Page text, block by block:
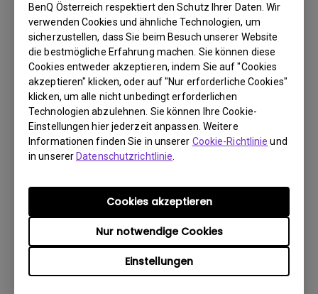
BenQ Österreich respektiert den Schutz Ihrer Daten. Wir
verwenden Cookies und ähnliche Technologien, um
sicherzustellen, dass Sie beim Besuch unserer Website
die bestmögliche Erfahrung machen. Sie können diese
Cookies entweder akzeptieren, indem Sie auf "Cookies
akzeptieren" klicken, oder auf "Nur erforderliche Cookies"
klicken, um alle nicht unbedingt erforderlichen
Technologien abzulehnen. Sie können Ihre Cookie-
Einstellungen hier jederzeit anpassen. Weitere
Informationen finden Sie in unserer Cookie-Richtlinie und
in unsererDatenschutzrichtlinie
Einstellungen
Nur notwendige Cookies
Cookies akzeptieren
Control Protocols
RS232 Control Guide
Update: 2018/04/13
Sprache:
Dateigröße:972.55 KB
Version:0
Vorschau
Benutzerhandbuch